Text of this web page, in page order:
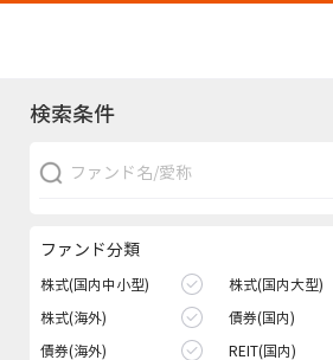
スナップショット
リターン
収益
チャート
検索条件
ファンド分類
株式(国内中小型) 株式(国内大型)
株式(海外) 債券(国内)
債券(海外) REIT(国内)